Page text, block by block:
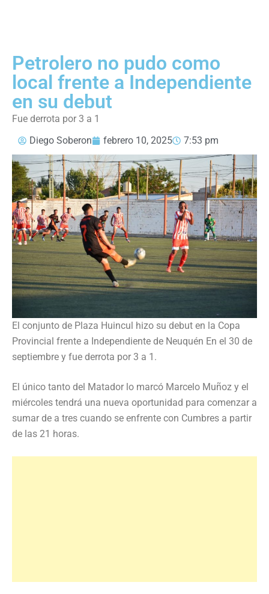
Petrolero no pudo como
local frente a Independiente
en su debut
Fue derrota por 3 a 1
Diego Soberon
febrero 10, 2025 7:53 pm
El conjunto de Plaza Huincul hizo su debut en la Copa
Provincial frente a Independiente de Neuquén En el 30 de
septiembre y fue derrota por 3 a 1.
El único tanto del Matador lo marcó Marcelo Muñoz y el
miércoles tendrá una nueva oportunidad para comenzar a
sumar de a tres cuando se enfrente con Cumbres a partir
de las 21 horas.